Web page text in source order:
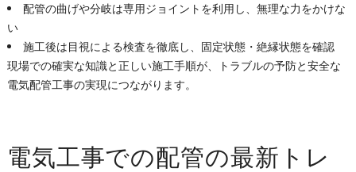
配管の曲げや分岐は専用ジョイントを利用し、無理な力をかけな
い
施工後は目視による検査を徹底し、固定状態・絶縁状態を確認
現場での確実な知識と正しい施工手順が、トラブルの予防と安全な
電気配管工事の実現につながります。
電気工事での配管の最新トレ